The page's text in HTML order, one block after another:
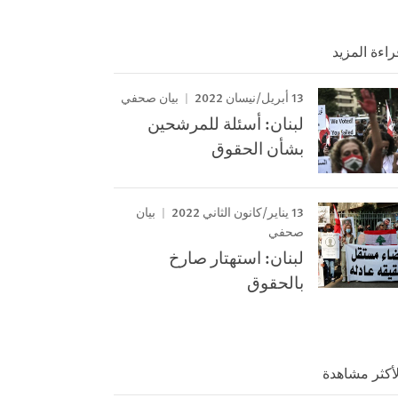
المزيد
13 أبريل/نيسان 2022 بيان صحفي
لبنان: أسئلة للمرشحين
بشأن الحقوق
13 يناير/كانون الثاني 2022
بيان
صحفي
لبنان: استهتار صارخ
بالحقوق
مشاهدة